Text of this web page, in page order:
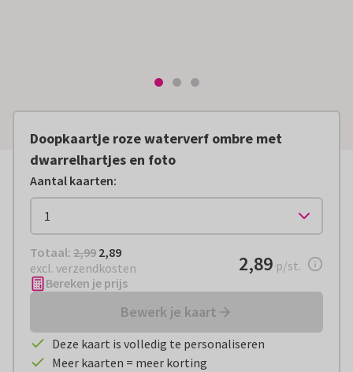
Doopkaartje roze waterverf ombre met
dwarrelhartjes en foto
Aantal kaarten:
Totaal: € 2,89
Totaal: 2,99 2,89
excl. verzendkosten
€ 2,89per stuk
2,89 p/st.
Bereken je prijs
Bewerk je kaart
Deze kaart is volledig te personaliseren
Meer kaarten = meer korting